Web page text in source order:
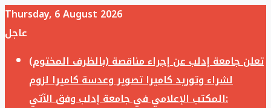
Thursday, 6 August 2026
عاجل
تعلن جامعة إدلب عن إجراء مناقصة (بالظرف المختوم)
لشراء وتوريد كاميرا تصوير وعدسة كاميرا لزوم
المكتب الإعلامي في جامعة إدلب وفق الآتي: